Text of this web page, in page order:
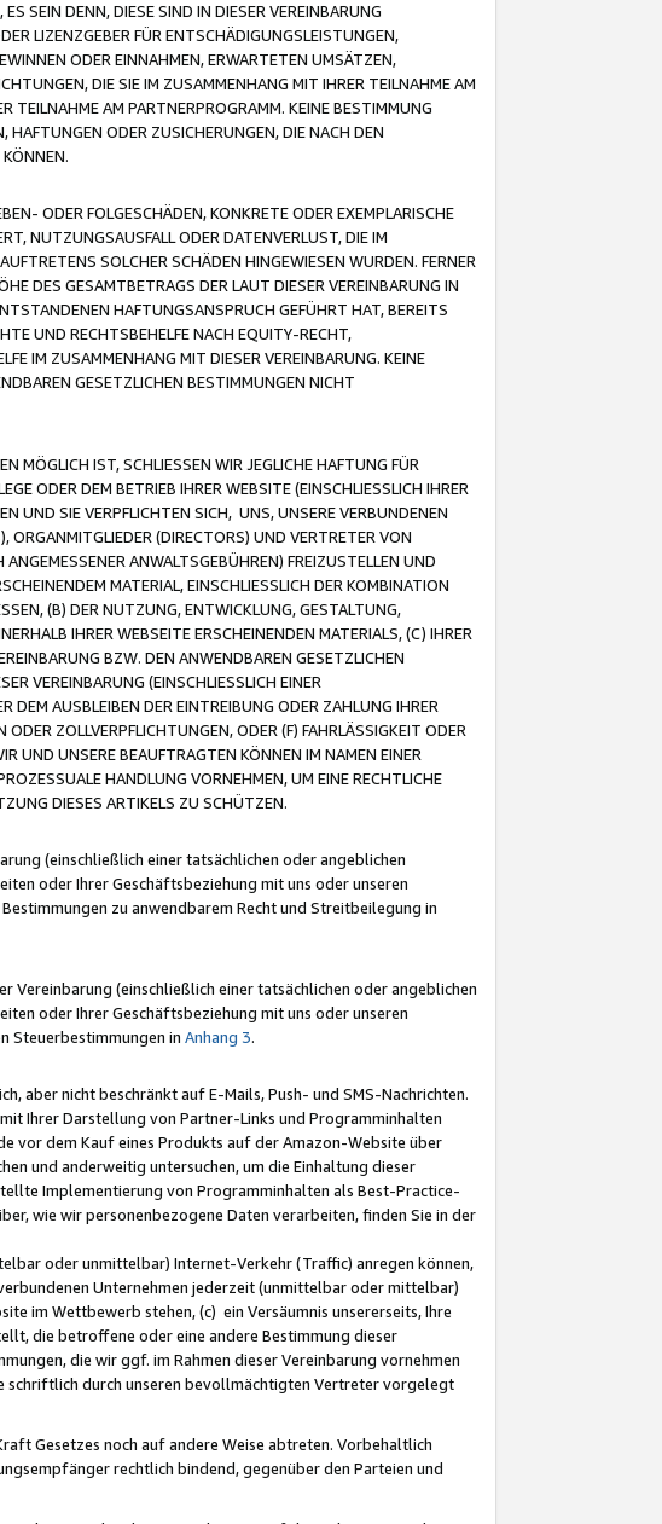
SEIN DENN, DIESE SIND IN DIESER VEREINBARUNG
LIZENZGEBER FÜR ENTSCHÄDIGUNGSLEISTUNGEN,
ODER EINNAHMEN, ERWARTETEN UMSÄTZEN,
DIE SIE IM ZUSAMMENHANG MIT IHRER TEILNAHME AM
TEILNAHME AM PARTNERPROGRAMM. KEINE BESTIMMUNG
HAFTUNGEN ODER ZUSICHERUNGEN, DIE NACH DEN
ODER FOLGESCHÄDEN, KONKRETE ODER EXEMPLARISCHE
NUTZUNGSAUSFALL ODER DATENVERLUST, DIE IM
SOLCHER SCHÄDEN HINGEWIESEN WURDEN. FERNER
DES GESAMTBETRAGS DER LAUT DIESER VEREINBARUNG IN
HAFTUNGSANSPRUCH GEFÜHRT HAT, BEREITS
UND RECHTSBEHELFE NACH EQUITY-RECHT,
IM ZUSAMMENHANG MIT DIESER VEREINBARUNG. KEINE
GESETZLICHEN BESTIMMUNGEN NICHT
MÖGLICH IST, SCHLIESSEN WIR JEGLICHE HAFTUNG FÜR
ODER DEM BETRIEB IHRER WEBSITE (EINSCHLIESSLICH IHRER
UND SIE VERPFLICHTEN SICH, UNS, UNSERE VERBUNDENEN
ORGANMITGLIEDER (DIRECTORS) UND VERTRETER VON
ANWALTSGEBÜHREN) FREIZUSTELLEN UND
MATERIAL, EINSCHLIESSLICH DER KOMBINATION
(B) DER NUTZUNG, ENTWICKLUNG, GESTALTUNG,
IHRER WEBSEITE ERSCHEINENDEN MATERIALS, (C) IHRER
BZW. DEN ANWENDBAREN GESETZLICHEN
VEREINBARUNG (EINSCHLIESSLICH EINER
DEM AUSBLEIBEN DER EINTREIBUNG ODER ZAHLUNG IHRER
ZOLLVERPFLICHTUNGEN, ODER (F) FAHRLÄSSIGKEIT ODER
UND UNSERE BEAUFTRAGTEN KÖNNEN IM NAMEN EINER
HANDLUNG VORNEHMEN, UM EINE RECHTLICHE
DIESES ARTIKELS ZU SCHÜTZEN.
(einschließlich einer tatsächlichen oder angeblichen
oder Ihrer Geschäftsbeziehung mit uns oder unseren
zu anwendbarem Recht und Streitbeilegung in
(einschließlich einer tatsächlichen oder angeblichen
oder Ihrer Geschäftsbeziehung mit uns oder unseren
Steuerbestimmungen in Anhang 3.
aber nicht beschränkt auf E-Mails, Push- und SMS-Nachrichten.
Ihrer Darstellung von Partner-Links und Programminhalten
vor dem Kauf eines Produkts auf der Amazon-Website über
und anderweitig untersuchen, um die Einhaltung dieser
Implementierung von Programminhalten als Best-Practice-
wie wir personenbezogene Daten verarbeiten, finden Sie in der
oder unmittelbar) Internet-Verkehr (Traffic) anregen können,
Unternehmen jederzeit (unmittelbar oder mittelbar)
im Wettbewerb stehen, (c) ein Versäumnis unsererseits, Ihre
die betroffene oder eine andere Bestimmung dieser
die wir ggf. im Rahmen dieser Vereinbarung vornehmen
schriftlich durch unseren bevollmächtigten Vertreter vorgelegt
Gesetzes noch auf andere Weise abtreten. Vorbehaltlich
rechtlich bindend, gegenüber den Parteien und